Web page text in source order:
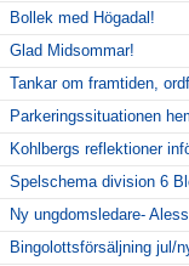
Gölarundan
Hyra Klubbstuga
Bollek med Högadal!
Glad Midsommar!
Tankar om framtiden,
Parkeringssituationen
Kohlbergs reflektioner
Spelschema division 6
Ny ungdomsledare-
Bingolottsförsäljning jul/